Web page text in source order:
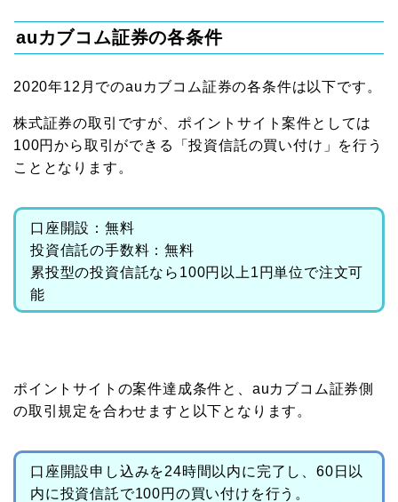
auカブコム証券の各条件
2020年12月でのauカブコム証券の各条件は以下です。
株式証券の取引ですが、ポイントサイト案件としては
100円から取引ができる「投資信託の買い付け」を行う
こととなります。
口座開設：無料
投資信託の手数料：無料
累投型の投資信託なら100円以上1円単位で注文可
能
ポイントサイトの案件達成条件と、auカブコム証券側
の取引規定を合わせますと以下となります。
口座開設申し込みを24時間以内に完了し、60日以
内に投資信託で100円の買い付けを行う。